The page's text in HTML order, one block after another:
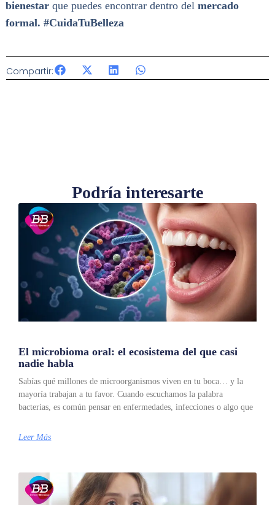
bienestarque puedes encontrar dentro del mercado
formal. #CuidaTuBelleza
Compartir:
Podría interesarte
El microbioma oral: el ecosistema del que casi
nadie habla
Sabías qué millones de microorganismos viven en tu boca… y la
mayoría trabajan a tu favor. Cuando escuchamos la palabra
bacterias, es común pensar en enfermedades, infecciones o algo que
Leer Más